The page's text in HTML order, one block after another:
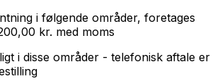
i følgende områder, foretages
kr. med moms
i disse områder - telefonisk aftale er